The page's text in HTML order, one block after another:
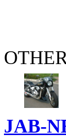
JAB-